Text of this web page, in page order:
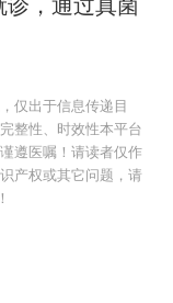
诊，通过真菌
仅出于信息传递目
整性、时效性本平台
遵医嘱！请读者仅作
产权或其它问题，请